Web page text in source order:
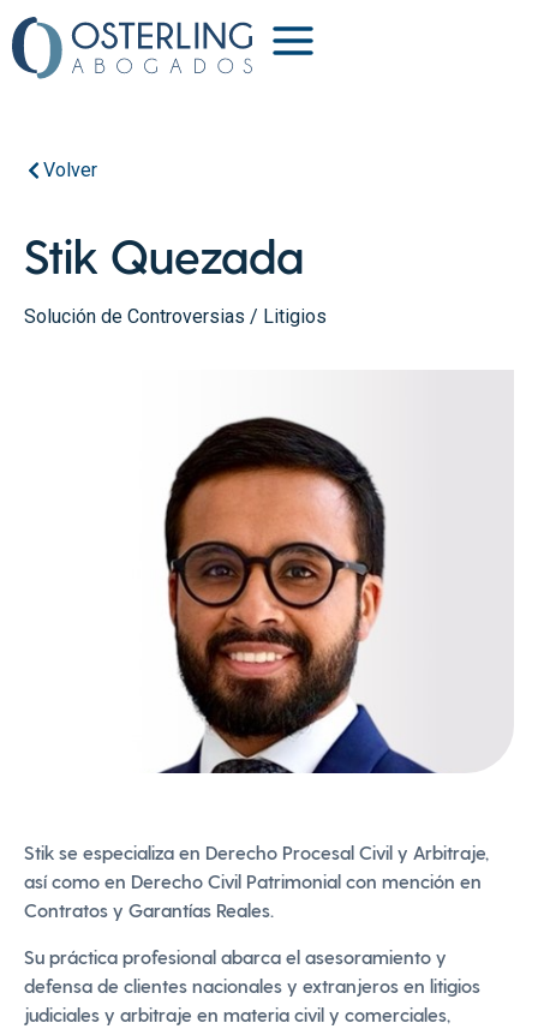
Volver
Stik Quezada
Solución de Controversias / Litigios
Stik se especializa en Derecho Procesal Civil y Arbitraje,
así como en Derecho Civil Patrimonial con mención en
Contratos y Garantías Reales.
Su práctica profesional abarca el asesoramiento y
defensa de clientes nacionales y extranjeros en litigios
judiciales y arbitraje en materia civil y comerciales,